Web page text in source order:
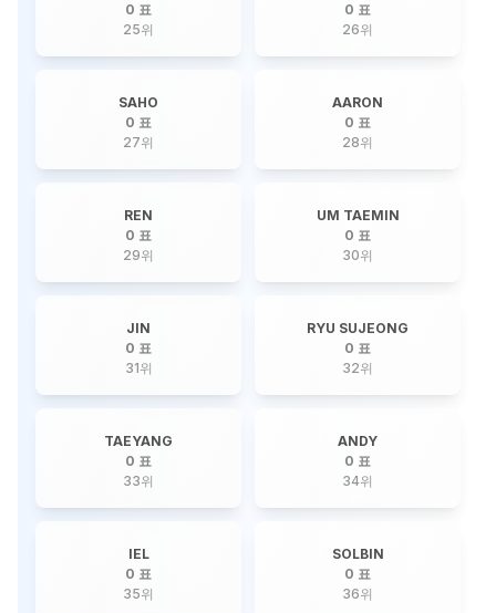
0 표
25위
0 표
26위
SAHO
0 표
27위
AARON
0 표
28위
REN
0 표
29위
UM TAEMIN
0 표
30위
JIN
0 표
31위
RYU SUJEONG
0 표
32위
TAEYANG
0 표
33위
ANDY
0 표
34위
IEL
0 표
35위
SOLBIN
0 표
36위